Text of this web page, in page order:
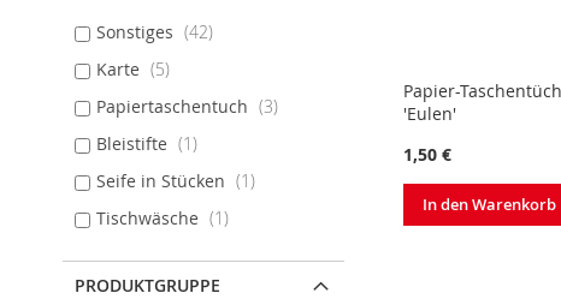
Papier-
'Eulen'
1,50 €
In den Warenkorb
Sonstiges
42
Karte
5
Papiertaschentuch
3
Bleistifte
1
Seife in Stücken
1
Tischwäsche
1
PRODUKTGRUPPE